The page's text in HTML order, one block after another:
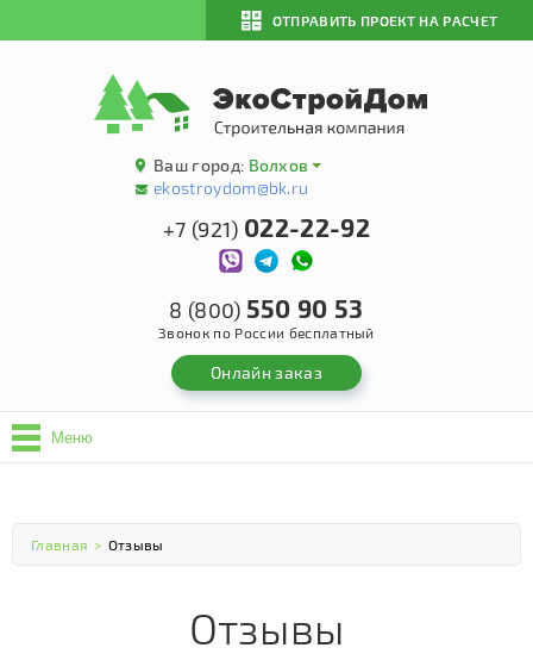
ОТПРАВИТЬ ПРОЕКТ НА РАСЧЕТ
Ваш город: Волхов
ekostroydom@bk.ru
+7 (921) 022-22-92
8 (800) 550 90 53
Звонок по России бесплатный
Онлайн заказ
Меню
Главная > Отзывы
Отзывы